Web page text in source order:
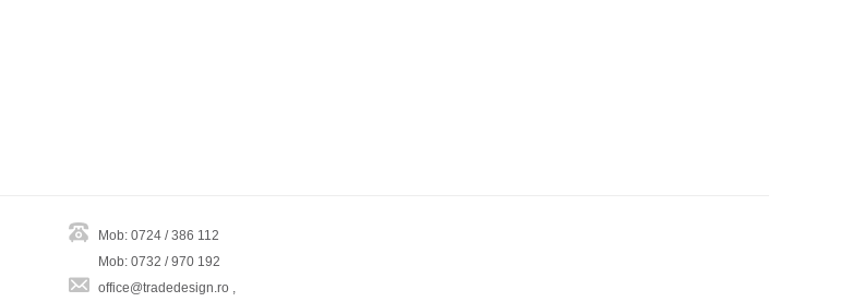
Mob: 0724 / 386 112
Mob: 0732 / 970 192
office@tradedesign.ro ,